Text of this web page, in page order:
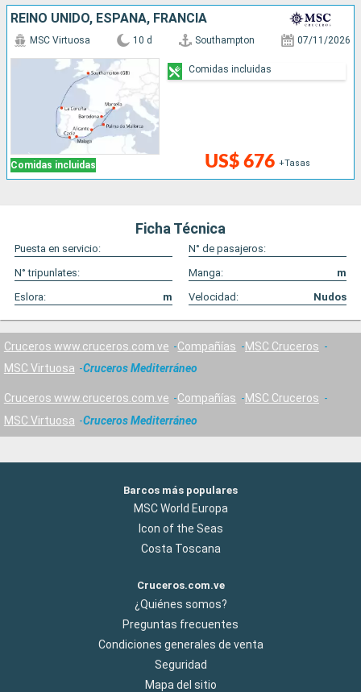
REINO UNIDO, ESPAÑA, FRANCIA
Comidas incluidas
MSC Virtuosa 10 d Southampton 07/11/2026
US$ 676 +Tasas
Comidas incluidas
Ficha Técnica
Puesta en servicio:
N° de pasajeros:
N° tripunlates:
Manga:
m
Eslora:
m Velocidad: Nudos
Cruceros www.cruceros.com.ve Compañías
MSC Cruceros
MSC Virtuosa
Cruceros Mediterráneo
Cruceros www.cruceros.com.ve Compañías
MSC Cruceros
MSC Virtuosa
Cruceros Mediterráneo
Barcos más populares
MSC World Europa
Icon of the Seas
Costa Toscana
Cruceros.com.ve
¿Quiénes somos?
Preguntas frecuentes
Condiciones generales de venta
Seguridad
Mapa del sitio